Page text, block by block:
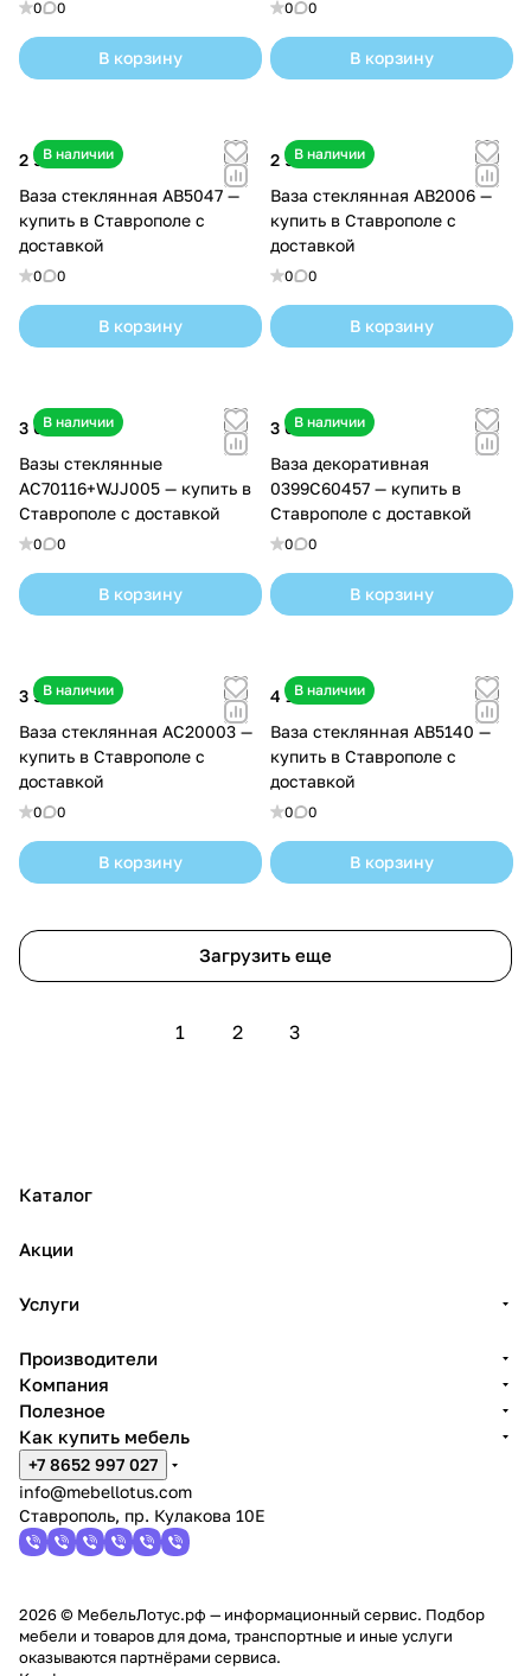
0 0
В корзину
0 0
В корзину
В наличии
2 900 ₽
Ваза стеклянная AB5047 —
купить в Ставрополе с
доставкой
0 0
В корзину
В наличии
2 900 ₽
Ваза стеклянная AB2006 —
купить в Ставрополе с
доставкой
0 0
В корзину
В наличии
3 000 ₽
Вазы стеклянные
AC70116+WJJ005 — купить в
Ставрополе с доставкой
0 0
В корзину
В наличии
3 650 ₽
Ваза декоративная
0399С60457 — купить в
Ставрополе с доставкой
0 0
В корзину
В наличии
3 900 ₽
Ваза стеклянная AС20003 —
купить в Ставрополе с
доставкой
0 0
В корзину
В наличии
4 100 ₽
Ваза стеклянная AB5140 —
купить в Ставрополе с
доставкой
0 0
В корзину
Загрузить еще
1 2 3
Каталог
Акции
Услуги
Производители
Компания
Полезное
Как купить мебель
+7 8652 997 027
info@mebellotus.com
Ставрополь, пр. Кулакова 10Е
2026 © МебельЛотус.рф — информационный сервис. Подбор
мебели и товаров для дома, транспортные и иные услуги
оказываются партнёрами сервиса.